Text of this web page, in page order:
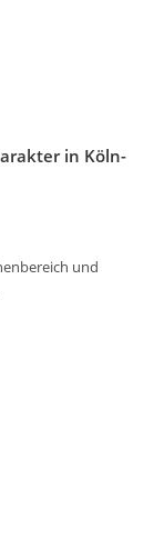
in Köln-
und